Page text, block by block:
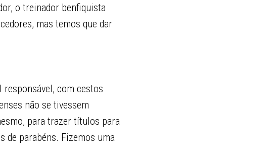
o treinador benfiquista
mas temos que dar
com cestos
não se tivessem
para trazer títulos para
de parabéns. Fizemos uma